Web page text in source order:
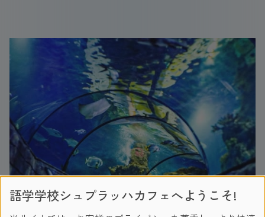
語学学校シュプラッハカフェへようこそ!